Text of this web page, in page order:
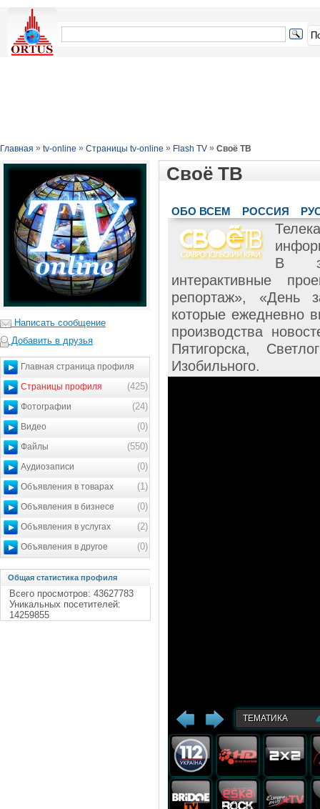
Главная » tv-online » Страницы tv-online » Flash TV » Своё ТВ
Написать сообщение
Добавить в друзья
Главная страница профиля
(425)
Страницы профиля
(24)
Фотографии
(0)
Видео
(550)
Файлы
(0)
Аудиозаписи
(1)
Объявления в товарах
(0)
Объявления в бизнесе
(2)
Объявления в услугах
(0)
Объявления в другое
Общая статистика профиля
Всего просмотров: 43627783
Уникальных посетителей:
14259855
Своё ТВ
ОБО ВСЕМ РОССИЯ
В
интерактивные
репортаж», «День
которые ежедневно
производства
Пятигорска,
Изобильного.
ТЕМАТИКА